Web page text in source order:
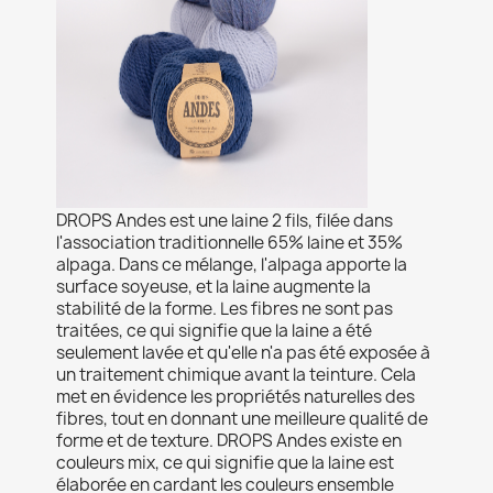
DROPS Andes est une laine 2 fils, filée dans
l'association traditionnelle 65% laine et 35%
alpaga. Dans ce mélange, l'alpaga apporte la
surface soyeuse, et la laine augmente la
stabilité de la forme. Les fibres ne sont pas
traitées, ce qui signifie que la laine a été
seulement lavée et qu'elle n'a pas été exposée à
un traitement chimique avant la teinture. Cela
met en évidence les propriétés naturelles des
fibres, tout en donnant une meilleure qualité de
forme et de texture. DROPS Andes existe en
couleurs mix, ce qui signifie que la laine est
élaborée en cardant les couleurs ensemble